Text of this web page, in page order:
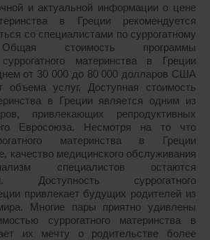
и актуальной информации о цене
в Греции рекомендуется
со специалистами по суррогатному
Общая стоимость программы
суррогатного материнства в Греции
от 30 000 до 80 000 долларов США
объема услуг. Доступная стоимость
в Греции является одним из
привлекающих репродуктивных
Евросоюза. Несмотря на то что
материнства в Греции
качество медицинского обслуживания
специалистов остаются
Доступность суррогатного
привлекает будущих родителей из
Многие пары приятно удивлены
суррогатного материнства в
их мечту о родительстве более